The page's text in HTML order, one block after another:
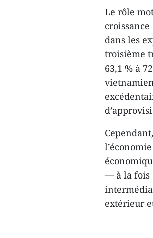
Le rôle
dans les
troisième
63,1 % à
— à la fois
extérieur